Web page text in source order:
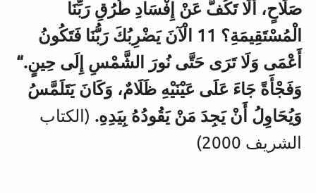
صَلَاحٍ، أَلَا تَكُفُّ عَنْ إِفْسَادِ طُرُقِ رَبِّنَا
الْمُسْتَقِيمَةِ؟ 11 الْآنَ يَضْرِبُكَ رَبُّنَا فَتَكُونُ
أَعْمَى وَلَا تَرَى حَتَّى نُورَ الشَّمْسِ إِلَى حِينٍ.“
وَفَجْأَةً جَاءَ عَلَى عَيْنَيْهِ ظَلَامٌ، وَكَانَ يَتَلَمَّسُ
وَيُحَاوِلُ أَنْ يَجِدَ مَنْ يَقُودُهُ بِيَدِهِ.‏ (الكتاب
الشريف 2000)